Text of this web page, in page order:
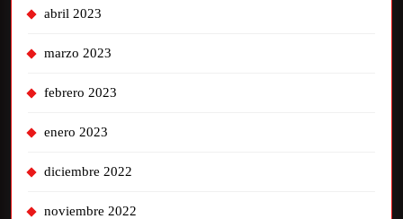
abril 2023
marzo 2023
febrero 2023
enero 2023
diciembre 2022
noviembre 2022